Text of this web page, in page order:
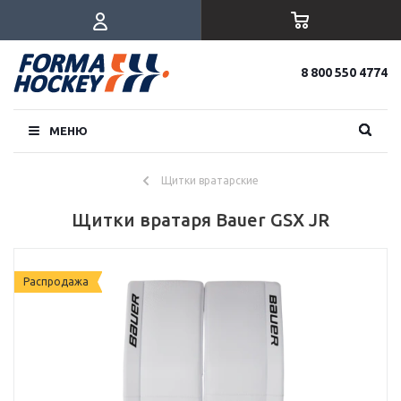
8 800 550 4774
МЕНЮ
Щитки вратарские
Щитки вратаря Bauer GSX JR
Распродажа